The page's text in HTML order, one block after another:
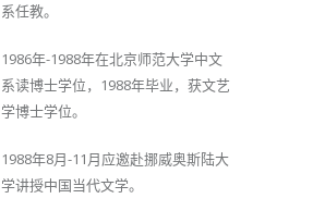
系任教。
1986年-1988年在北京师范大学中文
系读博士学位，1988年毕业，获文艺
学博士学位。
1988年8月-11月应邀赴挪威奥斯陆大
学讲授中国当代文学。